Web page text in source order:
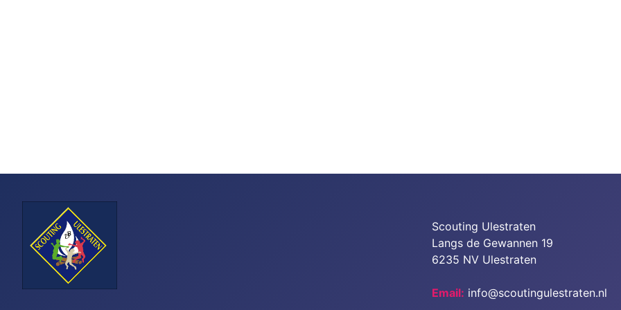
Scouting Ulestraten
Langs de Gewannen 19
6235 NV Ulestraten
Email: info@scoutingulestraten.nl